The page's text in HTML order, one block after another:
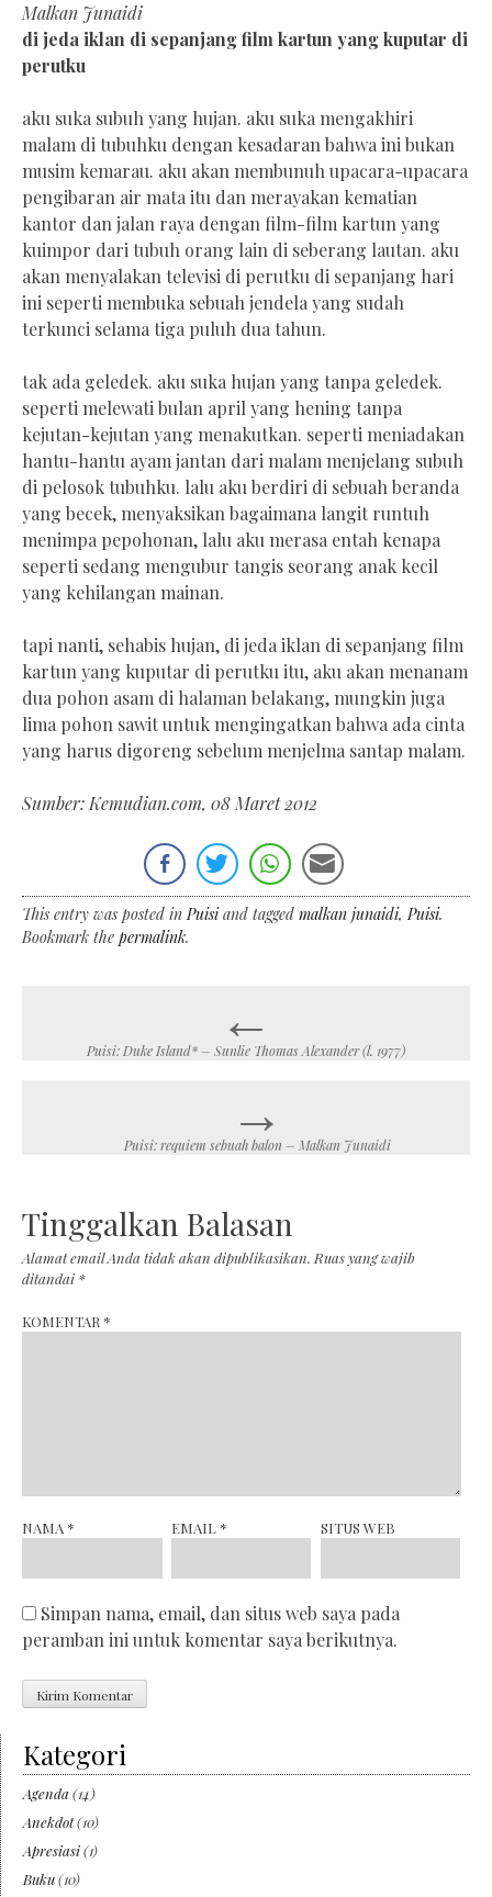
Malkan Junaidi
di jeda iklan di sepanjang film kartun yang kuputar di
perutku
aku suka subuh yang hujan. aku suka mengakhiri
malam di tubuhku dengan kesadaran bahwa ini bukan
musim kemarau. aku akan membunuh upacara-upacara
pengibaran air mata itu dan merayakan kematian
kantor dan jalan raya dengan film-film kartun yang
kuimpor dari tubuh orang lain di seberang lautan. aku
akan menyalakan televisi di perutku di sepanjang hari
ini seperti membuka sebuah jendela yang sudah
terkunci selama tiga puluh dua tahun.
tak ada geledek. aku suka hujan yang tanpa geledek.
seperti melewati bulan april yang hening tanpa
kejutan-kejutan yang menakutkan. seperti meniadakan
hantu-hantu ayam jantan dari malam menjelang subuh
di pelosok tubuhku. lalu aku berdiri di sebuah beranda
yang becek, menyaksikan bagaimana langit runtuh
menimpa pepohonan, lalu aku merasa entah kenapa
seperti sedang mengubur tangis seorang anak kecil
yang kehilangan mainan.
tapi nanti, sehabis hujan, di jeda iklan di sepanjang film
kartun yang kuputar di perutku itu, aku akan menanam
dua pohon asam di halaman belakang, mungkin juga
lima pohon sawit untuk mengingatkan bahwa ada cinta
yang harus digoreng sebelum menjelma santap malam.
Sumber: Kemudian.com, 08 Maret 2012
This entry was posted inPuisiand tagged malkan junaidi,Puisi.
Bookmark the permalink.
navigation
←
Puisi: Duke Island* – Sunlie Thomas Alexander (l. 1977)
→
Puisi: requiem sebuah balon – Malkan Junaidi
Tinggalkan Balasan
Alamat email Anda tidak akan dipublikasikan. Ruas yang wajib
ditandai *
KOMENTAR *
NAMA * EMAIL * SITUS WEB
Simpan nama, email, dan situs web saya pada
peramban ini untuk komentar saya berikutnya.
Kategori
Agenda (14)
Anekdot(10)
Apresiasi(1)
Buku(10)